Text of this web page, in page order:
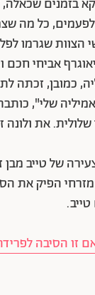
בזמנים
לפעמים, כל מה
הצוות שגרמו
אביחי
כמובן, זכתה
שלי",
את ולונה
של טייב מבן
הפיק את
זו הסיבה לפרידה